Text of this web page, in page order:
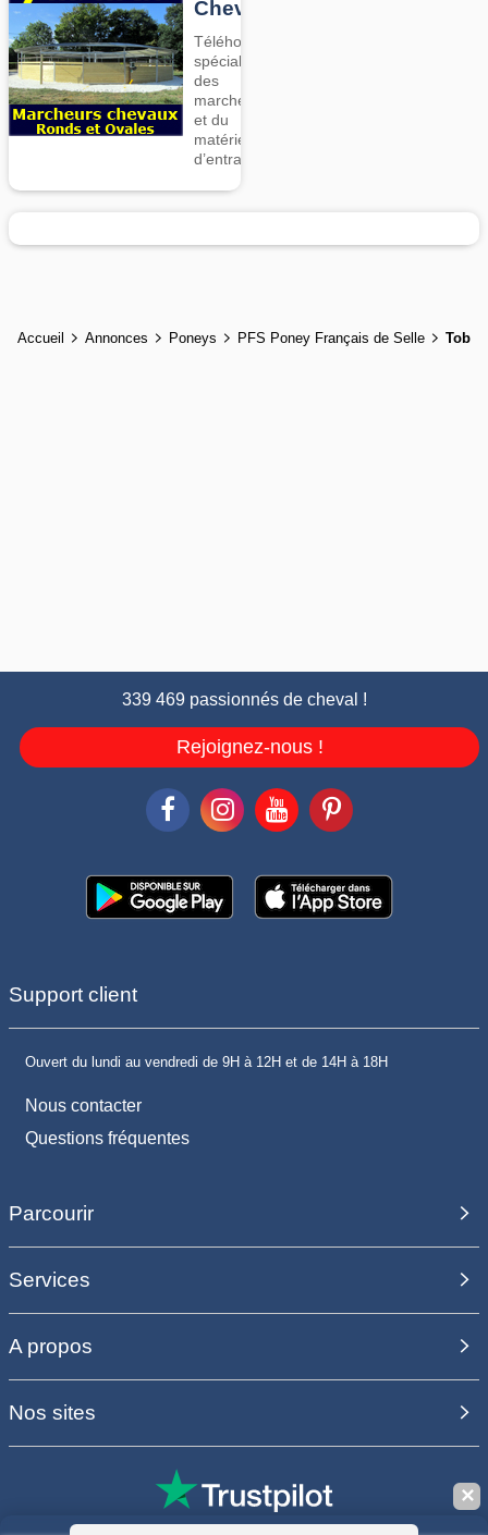
Chevaux
Téléhorse,
spécialiste
des
marcheurs
et du
matériel
d’entrainement
Accueil Annonces Poneys PFS Poney Français de Selle
339 469 passionnés de cheval !
Rejoignez-nous !
Support client
Ouvert du lundi au vendredi de 9H à 12H et de 14H à 18H
Nous contacter
Questions fréquentes
Parcourir
Services
A propos
Nos sites
✕